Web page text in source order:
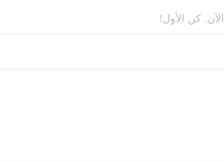
كن الأول!